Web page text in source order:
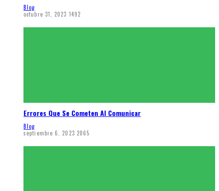
Blog
octubre 31, 2023 1492
Errores Que Se Cometen Al Comunicar
Blog
septiembre 6, 2023 2065